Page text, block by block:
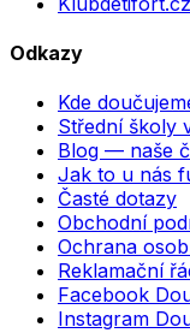
Odkazy
Kde
Střední školy
Blog — naše
Jak to u nás
Časté dotazy
Obchodní
Ochrana
Reklamační
Facebook
Instagram